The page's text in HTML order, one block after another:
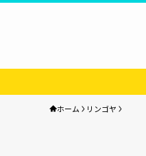
ホーム リンゴヤ